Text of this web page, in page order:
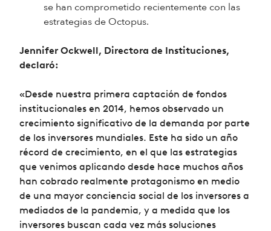
se han comprometido recientemente con las
estrategias de Octopus.
Jennifer Ockwell, Directora de Instituciones,
declaró:
«Desde nuestra primera captación de fondos
institucionales en 2014, hemos observado un
crecimiento significativo de la demanda por parte
de los inversores mundiales. Este ha sido un año
récord de crecimiento, en el que las estrategias
que venimos aplicando desde hace muchos años
han cobrado realmente protagonismo en medio
de una mayor conciencia social de los inversores a
mediados de la pandemia, y a medida que los
inversores buscan cada vez más soluciones